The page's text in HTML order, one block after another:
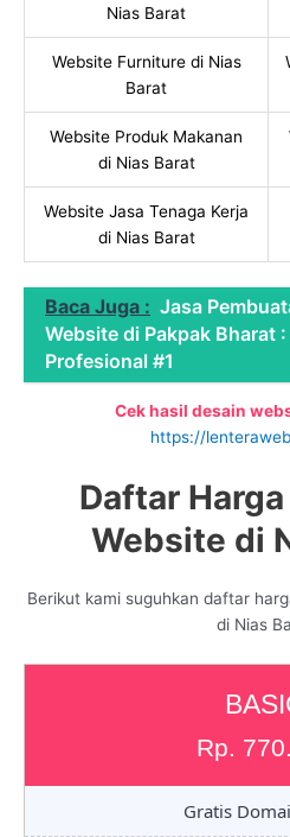
Nias Barat
Website Furniture di Nias
Barat
Website Produk Makanan
di Nias Barat
Website Jasa Tenaga Kerja
di Nias Barat
Baca Juga : Jasa
Website di Pakpak Bharat :
Profesional #1
Cek hasil desain
https://
Daftar
Website di
Berikut kami suguhkan daftar
di Nias
Rp.
Gratis